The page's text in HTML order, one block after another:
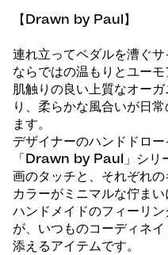
【Drawn by Paul】
連れ立ってペダルを漕ぐ
ならではの温もりとユーモ
肌触りの良い上質なオー
り、柔らかな風合いが日
ます。
デザイナーのハンドドロ
「Drawn by Paul」シリ
画のタッチと、それぞれ
カラーがミニマルな佇まい
ハンドメイドのフィーリ
が、いつものコーディネ
添えるアイテムです。